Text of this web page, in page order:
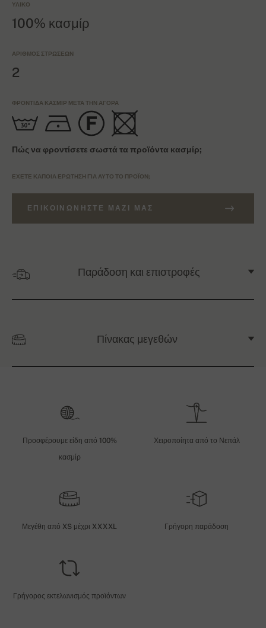
ΥΛΙΚΌ
100% κασμίρ
ΑΡΙΘΜΌΣ ΣΤΡΏΣΕΩΝ
2
ΦΡΟΝΤΊΔΑ ΚΑΣΜΊΡ ΜΕΤΆ ΤΗΝ ΑΓΟΡΆ
Πώς να φροντίσετε σωστά τα προϊόντα κασμίρ;
ΈΧΕΤΕ ΚΆΠΟΙΑ ΕΡΏΤΗΣΗ ΓΙΑ ΑΥΤΌ ΤΟ ΠΡΟΪΌΝ;
ΕΠΙΚΟΙΝΩΝΉΣΤΕ ΜΑΖΊ ΜΑΣ
Παράδοση και επιστροφές
Πίνακας μεγεθών
Προσφέρουμε είδη από 100%
κασμίρ
Χειροποίητα από το Νεπάλ
Μεγέθη από XS μέχρι XXXXL Γρήγορη παράδοση
Γρήγορος εκτελωνισμός προϊόντων